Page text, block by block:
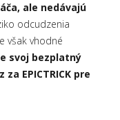
ale nedávajú
odcudzenia
však vhodné
svoj bezplatný
EPICTRICK pre